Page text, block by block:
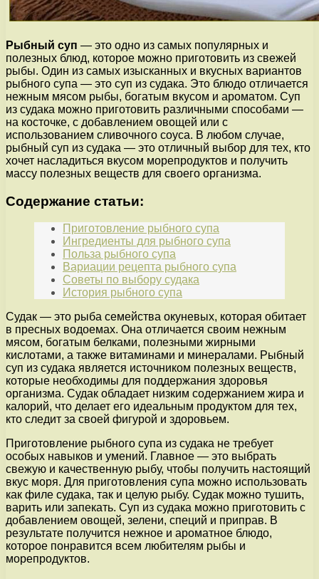
Рыбный суп — это одно из самых популярных и
полезных блюд, которое можно приготовить из свежей
рыбы. Один из самых изысканных и вкусных вариантов
рыбного супа — это суп из судака. Это блюдо отличается
нежным мясом рыбы, богатым вкусом и ароматом. Суп
из судака можно приготовить различными способами —
на косточке, с добавлением овощей или с
использованием сливочного соуса. В любом случае,
рыбный суп из судака — это отличный выбор для тех, кто
хочет насладиться вкусом морепродуктов и получить
массу полезных веществ для своего организма.
Содержание статьи:
Приготовление рыбного супа
Ингредиенты для рыбного супа
Польза рыбного супа
Вариации рецепта рыбного супа
Советы по выбору судака
История рыбного супа
Судак — это рыба семейства окуневых, которая обитает
в пресных водоемах. Она отличается своим нежным
мясом, богатым белками, полезными жирными
кислотами, а также витаминами и минералами. Рыбный
суп из судака является источником полезных веществ,
которые необходимы для поддержания здоровья
организма. Судак обладает низким содержанием жира и
калорий, что делает его идеальным продуктом для тех,
кто следит за своей фигурой и здоровьем.
Приготовление рыбного супа из судака не требует
особых навыков и умений. Главное — это выбрать
свежую и качественную рыбу, чтобы получить настоящий
вкус моря. Для приготовления супа можно использовать
как филе судака, так и целую рыбу. Судак можно тушить,
варить или запекать. Суп из судака можно приготовить с
добавлением овощей, зелени, специй и приправ. В
результате получится нежное и ароматное блюдо,
которое понравится всем любителям рыбы и
морепродуктов.